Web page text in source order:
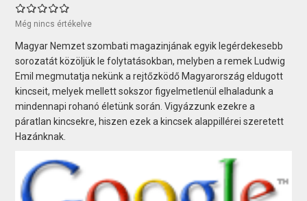
Még nincs értékelve
Magyar Nemzet szombati magazinjának egyik legérdekesebb
sorozatát közöljük le folytatásokban, melyben a remek Ludwig
Emil megmutatja nekünk a rejtőzködő Magyarország eldugott
kincseit, melyek mellett sokszor figyelmetlenül elhaladunk a
mindennapi rohanó életünk során. Vigyázzunk ezekre a
páratlan kincsekre, hiszen ezek a kincsek alappillérei szeretett
Hazánknak.